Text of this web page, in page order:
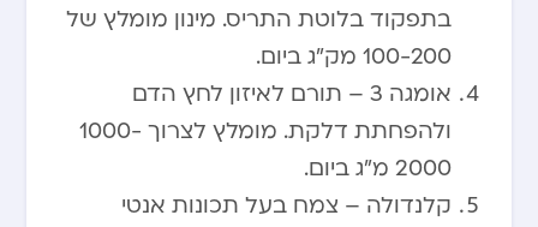
בתפקוד בלוטת התריס. מינון מומלץ של
100-200 מק”ג ביום.
אומגה 3 – תורם לאיזון לחץ הדם
ולהפחתת דלקת. מומלץ לצרוך 1000-
2000 מ”ג ביום.
קלנדולה – צמח בעל תכונות אנטי